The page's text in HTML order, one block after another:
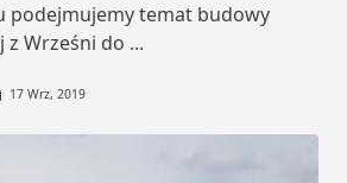
podejmujemy temat budowy
Wrześni do ...
17 Wrz, 2019